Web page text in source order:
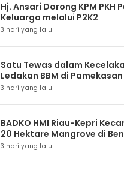
Hj. Ansari Dorong KPM PKH
Keluarga melalui P2K2
3 hari yang lalu
Satu Tewas dalam
Ledakan BBM di Pamekasan
3 hari yang lalu
BADKO HMI Riau-Kepri
20 Hektare Mangrove di
3 hari yang lalu